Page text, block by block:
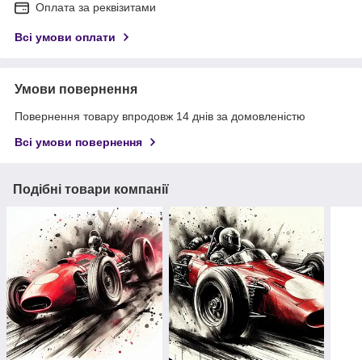
Оплата за реквізитами
Всі умови оплати
Умови повернення
Повернення товару впродовж 14 днів за домовленістю
Всі умови повернення
Подібні товари компанії